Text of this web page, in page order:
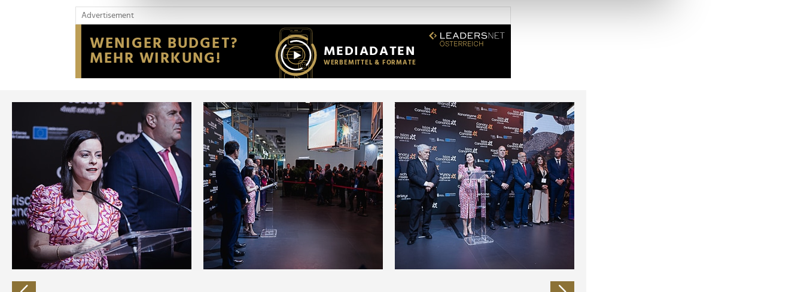
Wir verwenden Cookies, um Inhalte und Anzeigen zu personalisieren, Funktionen für soziale Medien anbieten zu können
Website an unsere Partner für soziale Medien, Werbung und Analysen weiter. Unsere Partner führen diese Informationen
möglicherweise mit weiteren Daten zusammen, die Sie ihnen bereitgestellt haben oder die sie im Rahmen Ihrer Nutzung
der Dienste gesammelt haben.
Advertisement